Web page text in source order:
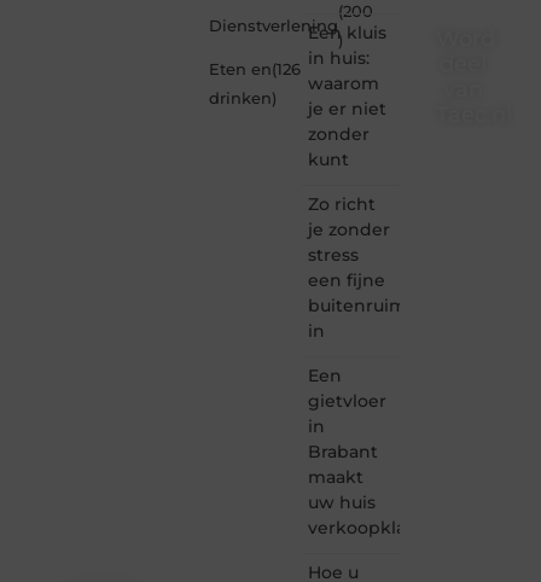
Dienstverlening
(200
)
Eten en
drinken
(126
)
Een kluis
in huis:
waarom
je er niet
zonder
kunt
Zo richt
je zonder
stress
een fijne
buitenruimte
in
Een
gietvloer
in
Brabant
maakt
uw huis
verkoopklaar
Hoe u